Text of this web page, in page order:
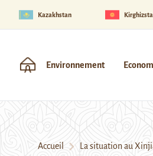
Kazakhstan
Environnement
Accueil La situation au